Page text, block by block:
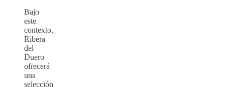
Bajo
este
contexto,
Ribera
del
Duero
ofrecerá
una
selección